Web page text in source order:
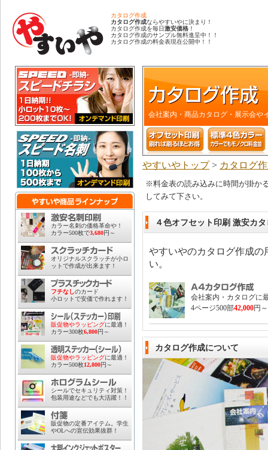
カタログ作成
カタログ作成ならやすいやに決まり！
カタログ作成を毎日激安価格 ！
カタログ作成のサンプル無料進呈中！！
カタログ作成の料金表現在公開中！！
カラー名刺の価格革命や！
カラー500枚で3,680円～
オリジナルスクラッチが小ロ
ットで作成が出来ます！
フチなしのカード
小ロットで安価で作れます！
販促物やラッピングに最適！
カラー300枚6,800円～
販促物やラッピングに最適！
カラー500枚12,800円～
シールでセキュリティ対策！
包装用途などでも大活躍！！
販促物の定番アイテム。学生
やOLへの宣伝効果抜群！
会社案内・商品カタログ・展示会や
やすいやトップ> カタログ
※料金表の読み込みに時間が掛か
してみて下さい。
４色オフセット印刷 激安カ
やすいやのカタログ作成
い。
会社案内・カタログに
4ページ500部42,000円～
カタログ作成について